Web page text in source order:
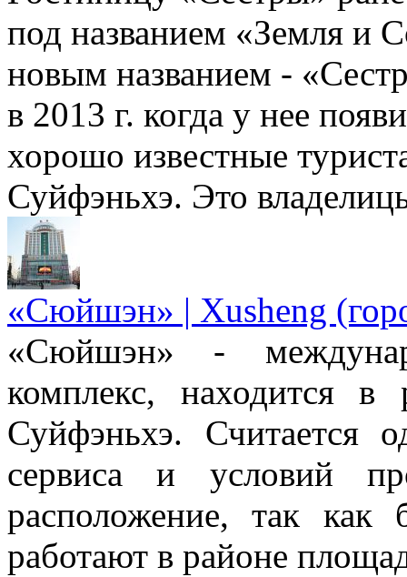
под названием «Земля и
новым названием -
в 2013 г. когда у нее
хорошо известные
Суйфэньхэ. Это
«Сюйшэн» | Xusheng
«Сюйшэн» -
комплекс, находится в
Суйфэньхэ. Считается
сервиса и условий
расположение, так как
работают в районе